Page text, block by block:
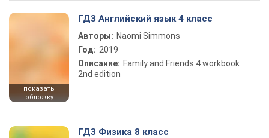
показать
обложку
ГДЗ Английский язык 4 класс
Авторы: Naomi Simmons
Год: 2019
Описание: Family and Friends 4 workbook
2nd edition
ГДЗ Физика 8 класс